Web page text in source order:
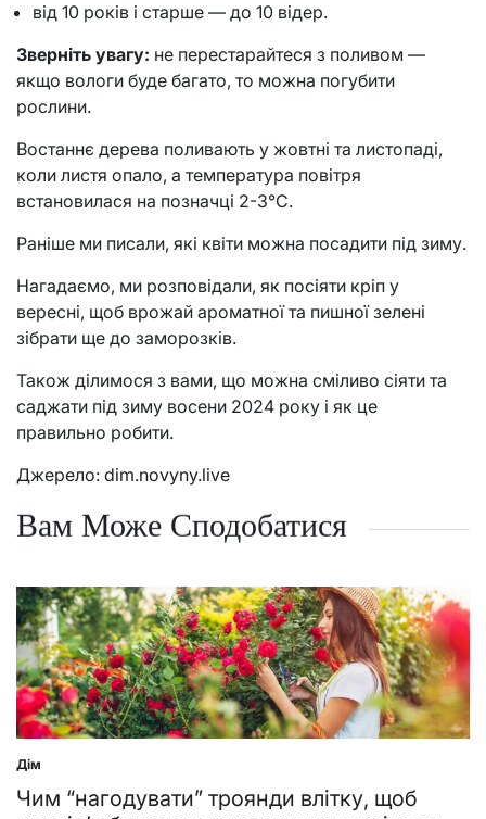
від 10 років і старше — до 10 відер.
Зверніть увагу: не перестарайтеся з поливом —
якщо вологи буде багато, то можна погубити
рослини.
Востаннє дерева поливають у жовтні та листопаді,
коли листя опало, а температура повітря
встановилася на позначці 2-3°С.
Раніше ми писали, які квіти можна посадити під зиму.
Нагадаємо, ми розповідали, як посіяти кріп у
вересні, щоб врожай ароматної та пишної зелені
зібрати ще до заморозків.
Також ділимося з вами, що можна сміливо сіяти та
саджати під зиму восени 2024 року і як це
правильно робити.
Джерело: dim.novyny.live
Вам Може Сподобатися
Posted
in
Дім
Чим “нагодувати” троянди влітку, щоб